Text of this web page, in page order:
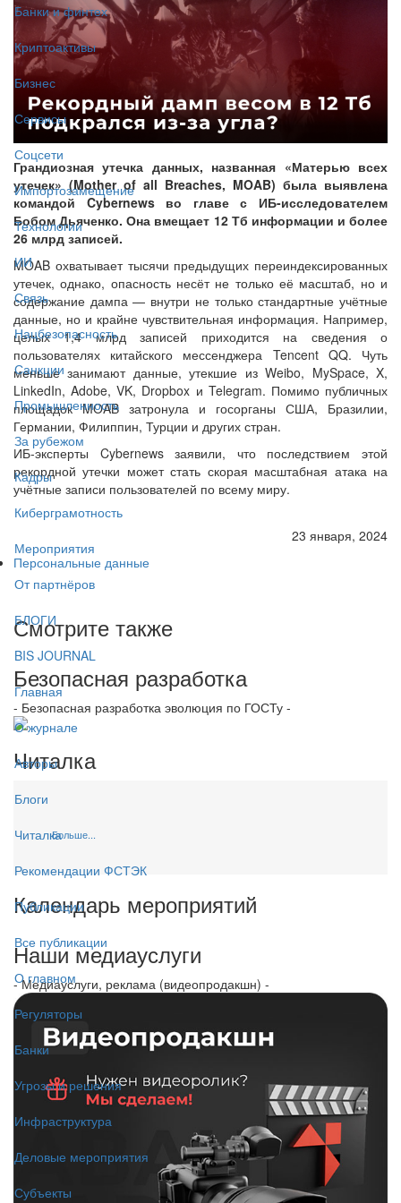
Банки и финтех
Криптоактивы
Бизнес
Сервисы
Соцсети
Импортозамещение
Технологии
ИИ
Связь
Нацбезопасность
Санкции
Промышленность
За рубежом
Кадры
Киберграмотность
Мероприятия
От партнёров
БЛОГИ
BIS JOURNAL
Главная
О журнале
Авторы
Блоги
Читалка
Рекомендации ФСТЭК
Публикации
Все публикации
О главном
Регуляторы
Банки
Угрозы и решения
Инфраструктура
Деловые мероприятия
Субъекты
Грандиозная утечка данных, названная «Матерью всех
утечек» (Mother of all Breaches, MOAB) была выявлена
командой Cybernews во главе с ИБ-исследователем
Бобом Дьяченко. Она вмещает 12 Тб информации и более
26 млрд записей.
MOAB охватывает тысячи предыдущих переиндексированных
утечек, однако, опасность несёт не только её масштаб, но и
содержание дампа — внутри не только стандартные учётные
данные, но и крайне чувствительная информация. Например,
целых 1,4 млрд записей приходится на сведения о
пользователях китайского мессенджера Tencent QQ. Чуть
меньше занимают данные, утекшие из Weibo, MySpace, X,
LinkedIn, Adobe, VK, Dropbox и Telegram. Помимо публичных
площадок MOAB затронула и госорганы США, Бразилии,
Германии, Филиппин, Турции и других стран.
ИБ-эксперты Cybernews заявили, что последствием этой
рекордной утечки может стать скорая масштабная атака на
учётные записи пользователей по всему миру.
23 января, 2024
Персональные данные
Смотрите также
Безопасная разработка
- Безопасная разработка эволюция по ГОСТу -
Читалка
Больше...
Календарь мероприятий
Наши медиауслуги
- Медиауслуги, реклама (видеопродакшн) -